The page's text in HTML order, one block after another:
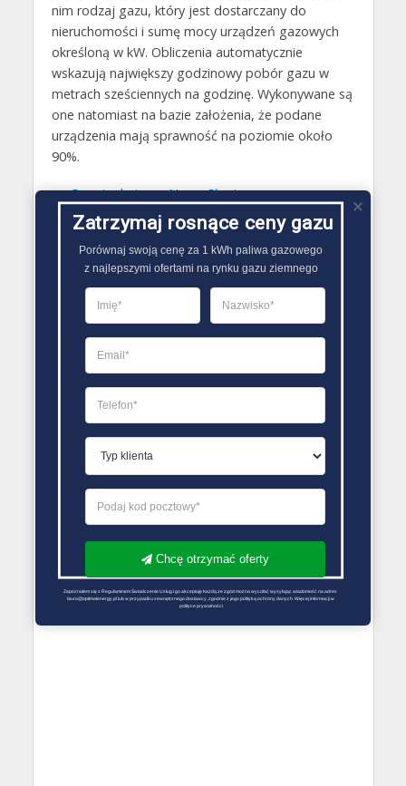
nim rodzaj gazu, który jest dostarczany do
nieruchomości i sumę mocy urządzeń gazowych
określoną w kW. Obliczenia automatycznie
wskazują największy godzinowy pobór gazu w
metrach sześciennych na godzinę. Wykonywane są
one natomiast na bazie założenia, że podane
urządzenia mają sprawność na poziomie około
90%.
Gazy techniczne Nowa Słupia
Butle gazowe Nowa Słupia
Gaz płynny Nowa Słupia
Dostawcy gazu Nowa Słupia
PORÓWNYWARKA OFERT GAZU
Zatrzymaj rosnące ceny gazu
Porównaj swoją cenę za 1 kWh paliwa gazowego
z najlepszymi ofertami na rynku gazu ziemnego
Chcę otrzymać oferty
Zapoznałem się z Regulaminem Świadczenie Usług i go akceptuję Każdą ze zgód można wycofać wysyłając wiadomość na adres
biuro@optimalenergy.pl lub w przypadku zewnętrznego dostawcy, zgodnie z jego polityką ochrony danych. Więcej informacji w
polityce prywatności